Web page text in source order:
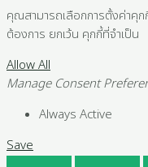
คุณสามารถเลือกการตั้งค่าคุก
ต้องการ ยกเว้น คุกกี้ที่จำเป็น
Allow All
Manage Consent
Always Active
Save